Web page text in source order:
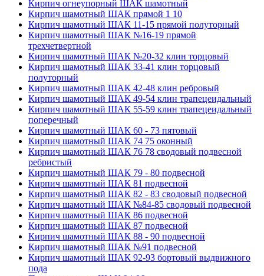
Кирпич огнеупорный ШАК шамотный
Кирпич шамотный ШАК прямой 1 10
Кирпич шамотный ШАК 11-15 прямой полуторный
Кирпич шамотный ШАК №16-19 прямой
трехчетвертной
Кирпич шамотный ШАК №20-32 клин торцовый
Кирпич шамотный ШАК 33-41 клин торцовый
полуторный
Кирпич шамотный ШАК 42-48 клин ребровый
Кирпич шамотный ШАК 49-54 клин трапецеидальный
Кирпич шамотный ШАК 55-59 клин трапецеидальный
поперечный
Кирпич шамотный ШАК 60 - 73 пятовый
Кирпич шамотный ШАК 74 75 оконный
Кирпич шамотный ШАК 76 78 сводовый подвесной
ребристый
Кирпич шамотный ШАК 79 - 80 подвесной
Кирпич шамотный ШАК 81 подвесной
Кирпич шамотный ШАК 82 - 83 сводовый подвесной
Кирпич шамотный ШАК №84-85 сводовый подвесной
Кирпич шамотный ШАК 86 подвесной
Кирпич шамотный ШАК 87 подвесной
Кирпич шамотный ШАК 88 - 90 подвесной
Кирпич шамотный ШАК №91 подвесной
Кирпич шамотный ШАК 92-93 бортовый выдвижного
пода